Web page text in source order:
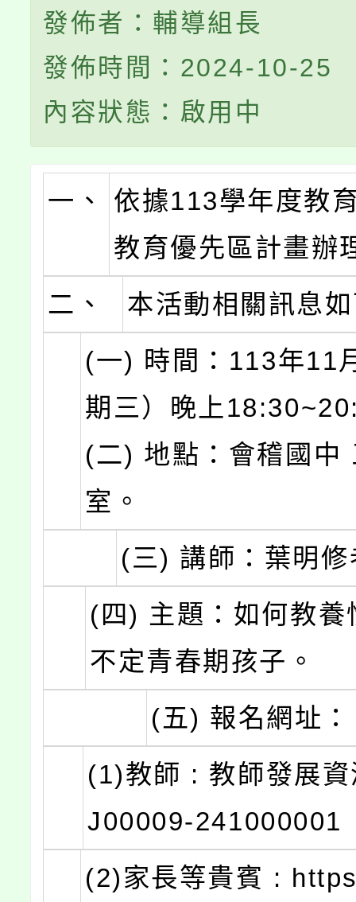
發佈者：輔導組長
發佈時間：2024-10-25
內容狀態：啟用中
一、
依據113學年度教
教育優先區計畫辦
二、
本活動相關訊息
(一) 時間：113年11
期三）晚上
(二) 地點：會稽國中
室。
(三) 講師：葉明修
(四) 主題：如何教養
不定青春期孩子。
(五) 報名網址：
(1)教師 : 教師發展
J00009-241000001
(2)家長等貴賓 :